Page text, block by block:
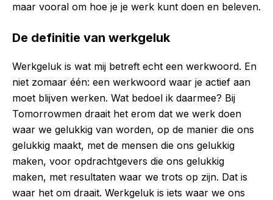
maar vooral om hoe je je werk kunt doen en beleven.
De definitie van werkgeluk
Werkgeluk is wat mij betreft echt een werkwoord. En
niet zomaar één: een werkwoord waar je actief aan
moet blijven werken. Wat bedoel ik daarmee? Bij
Tomorrowmen draait het erom dat we werk doen
waar we gelukkig van worden, op de manier die ons
gelukkig maakt, met de mensen die ons gelukkig
maken, voor opdrachtgevers die ons gelukkig
maken, met resultaten waar we trots op zijn. Dat is
waar het om draait. Werkgeluk is iets waar we ons